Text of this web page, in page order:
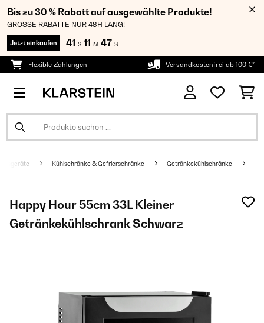
Bis zu 30 % Rabatt auf ausgewählte Produkte!
GROSSE RABATTE NUR 48H LANG!
Jetzt einkaufen 41 S 11 M 47 S
Flexible Zahlungen Versandkostenfrei ab 100 €*
Kühlschränke & Gefrierschränke Getränkekühlschränke
Happy Hour 55cm 33L Kleiner
Getränkekühlschrank Schwarz